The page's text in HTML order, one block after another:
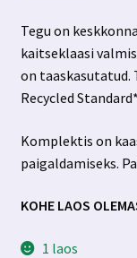
Tegu on
kaitseklaasi
on taaskasutatud.
Recycled
Komplektis on
paigaldamiseks.
KOHE LAOS
1 laos